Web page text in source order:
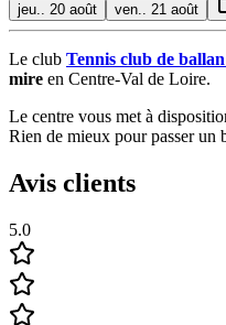
jeu.. 20 août ven.. 21 août
Le club Tennis club de
mire en Centre-Val de Loire.
Le centre vous met à
Rien de mieux pour passer un
Avis clients
5.0